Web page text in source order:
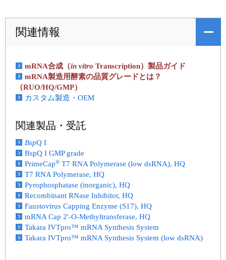
関連情報
mRNA合成（in vitro Transcription）製品ガイド
mRNA製造用酵素の品質グレードとは？
（RUO/HQ/GMP）
カスタム製造・OEM
関連製品・受託
BspQ I
BspQ I GMP grade
PrimeCap® T7 RNA Polymerase (low dsRNA), HQ
T7 RNA Polymerase, HQ
Pyrophosphatase (inorganic), HQ
Recombinant RNase Inhibitor, HQ
Faustovirus Capping Enzyme (S17), HQ
mRNA Cap 2'-O-Methyltransferase, HQ
Takara IVTpro™ mRNA Synthesis System
Takara IVTpro™ mRNA Synthesis System (low dsRNA)